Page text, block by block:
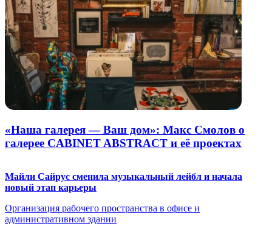
«Наша галерея — Ваш дом»: Макс Смолов о
галерее CABINET ABSTRACT и её проектах
Майли Сайрус сменила музыкальный лейбл и начала
новый этап карьеры
Организация рабочего пространства в офисе и
административном здании